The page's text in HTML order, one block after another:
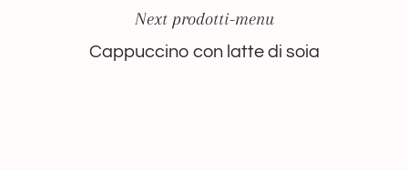
Next prodotti-menu
Cappuccino con latte di soia